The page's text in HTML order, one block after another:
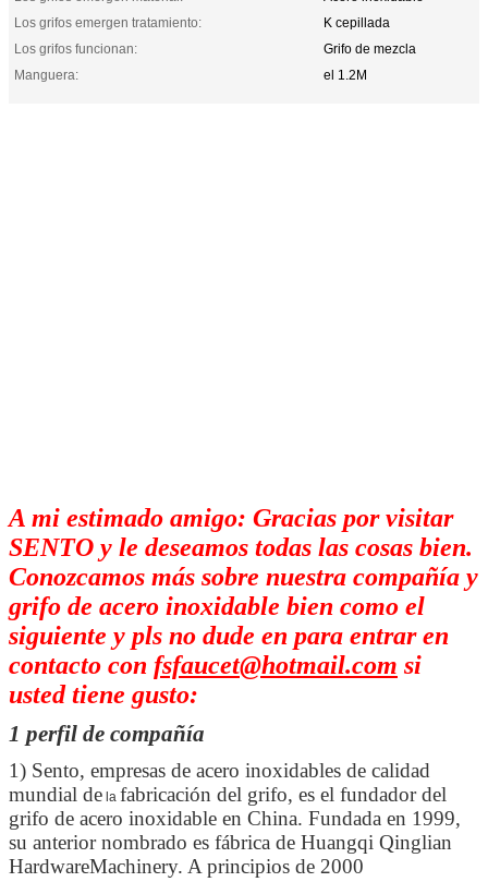
Los grifos emergen tratamiento:
K cepillada
Los grifos funcionan:
Grifo de mezcla
Manguera:
el 1.2M
A mi estimado amigo: Gracias por visitar
SENTO y le deseamos todas las cosas bien.
Conozcamos más sobre nuestra compañía y
grifo de acero inoxidable bien como el
siguiente y pls no dude en para entrar en
contacto con fsfaucet@hotmail.com si
usted tiene gusto:
1 perfil de compañía
1) Sento, empresas de acero inoxidables de calidad
mundial de la fabricación del grifo, es el fundador del
grifo de acero inoxidable en China. Fundada en 1999,
su anterior nombrado es fábrica de Huangqi Qinglian
HardwareMachinery. A principios de 2000